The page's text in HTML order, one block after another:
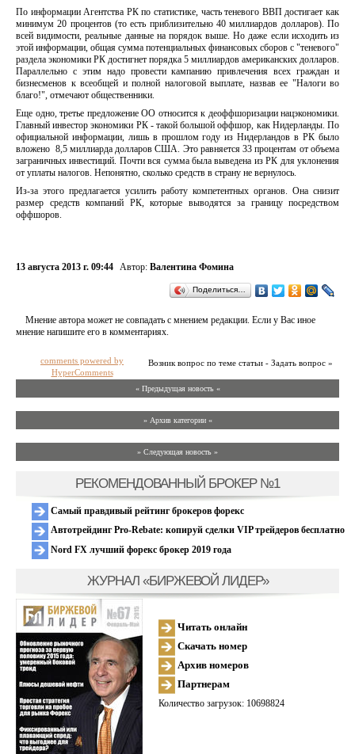
По информации Агентства РК по статистике, часть теневого ВВП достигает как
минимум 20 процентов (то есть приблизительно 40 миллиардов долларов). По
всей видимости, реальные данные на порядок выше. Но даже если исходить из
этой информации, общая сумма потенциальных финансовых сборов с "теневого"
раздела экономики РК достигнет порядка 5 миллиардов американских долларов.
Параллельно с этим надо провести кампанию привлечения всех граждан и
бизнесменов к всеобщей и полной налоговой выплате, назвав ее "Налоги во
благо!", отмечают общественники.
Еще одно, третье предложение ОО относится к деоффшоризации нацэкономики.
Главный инвестор экономики РК - такой большой оффшор, как Нидерланды. По
официальной информации, лишь в прошлом году из Нидерландов в РК было
вложено 8,5 миллиарда долларов США. Это равняется 33 процентам от объема
заграничных инвестиций. Почти вся сумма была выведена из РК для уклонения
от уплаты налогов. Непонятно, сколько средств в страну не вернулось.
Из-за этого предлагается усилить работу компетентных органов. Она снизит
размер средств компаний РК, которые выводятся за границу посредством
оффшоров.
13 августа 2013 г. 09:44 Автор: Валентина Фомина
Поделиться…
Мнение автора может не совпадать с мнением редакции. Если у Вас иное
мнение напишите его в комментариях.
Возник вопрос по теме статьи - Задать вопрос »
comments powered by
HyperComments
« Предыдущая новость «
» Архив категории «
» Следующая новость »
РЕКОМЕНДОВАННЫЙ БРОКЕР №1
Самый правдивый рейтинг брокеров форекс
Автотрейдинг Pro-Rebate: копируй сделки VIP трейдеров бесплатно
Nord FX лучший форекс брокер 2019 года
ЖУРНАЛ «БИРЖЕВОЙ ЛИДЕР»
Читать онлайн
Скачать номер
Архив номеров
Партнерам
Количество загрузок: 10698824